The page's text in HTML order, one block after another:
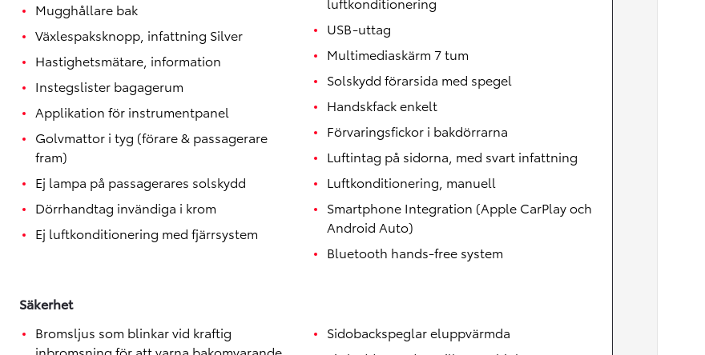
Mugghållare bak
Växlespaksknopp, infattning Silver
Hastighetsmätare, information
Instegslister bagagerum
Applikation för instrumentpanel
Golvmattor i tyg (förare & passagerare
fram)
Ej lampa på passagerares solskydd
Dörrhandtag invändiga i krom
Ej luftkonditionering med fjärrsystem
USB-uttag
Multimediaskärm 7 tum
Solskydd förarsida med spegel
Handskfack enkelt
Förvaringsfickor i bakdörrarna
Luftintag på sidorna, med svart infattning
Luftkonditionering, manuell
Smartphone Integration (Apple CarPlay och
Android Auto)
Bluetooth hands-free system
Säkerhet
Bromsljus som blinkar vid kraftig
Sidobackspeglar eluppvärmda